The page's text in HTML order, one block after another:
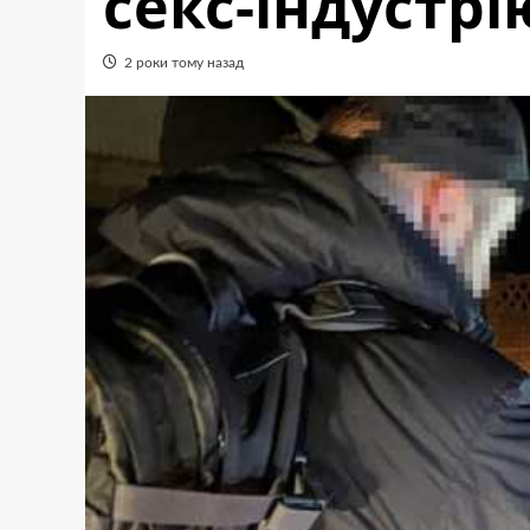
2 роки тому назад